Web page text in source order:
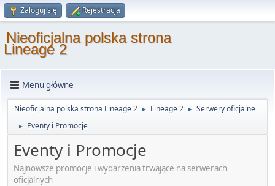
Zaloguj się Rejestracja
Nieoficjalna polska strona
Lineage 2
Menu główne
Nieoficjalna polska strona Lineage 2 ► Lineage 2 ► Serwery oficjalne
► Eventy i Promocje
Eventy i Promocje
Najnowsze promocje i wydarzenia trwające na serwerach
oficjalnych